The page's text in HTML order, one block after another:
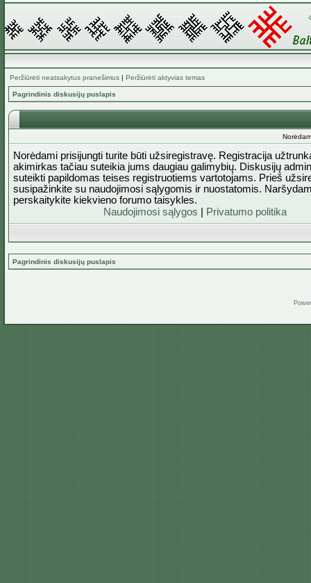
Peržiūrėti neatsakytus pranešimus | Peržiūrėti aktyvias temas
Pagrindinis diskusijų puslapis
Norėdami prisijungti turite būti užsiregistravę. Registracija
akimirkas tačiau suteikia jums daugiau galimybių. Diskusijų
suteikti papildomas teises registruotiems vartotojams. Prieš
susipažinkite su naudojimosi sąlygomis ir nuostatomis.
perskaitykite kiekvieno forumo taisykles.
Naudojimosi sąlygos
Privatumo politika
Pagrindinis diskusijų puslapis